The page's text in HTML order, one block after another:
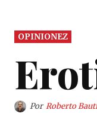
OPINIONEZ
Por Roberto